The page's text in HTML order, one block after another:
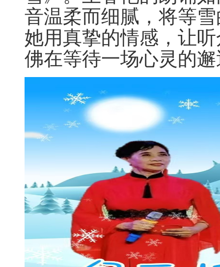
音温柔而细腻，将等
她用真挚的情感，让
佛在等待一场心灵的